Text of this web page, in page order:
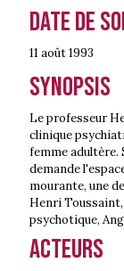
Date de
11 août1993
Synopsis
Le professeur
clinique
femme adultère.
demande
mourante, une
Henri Toussaint,
psychotique,
Acteurs